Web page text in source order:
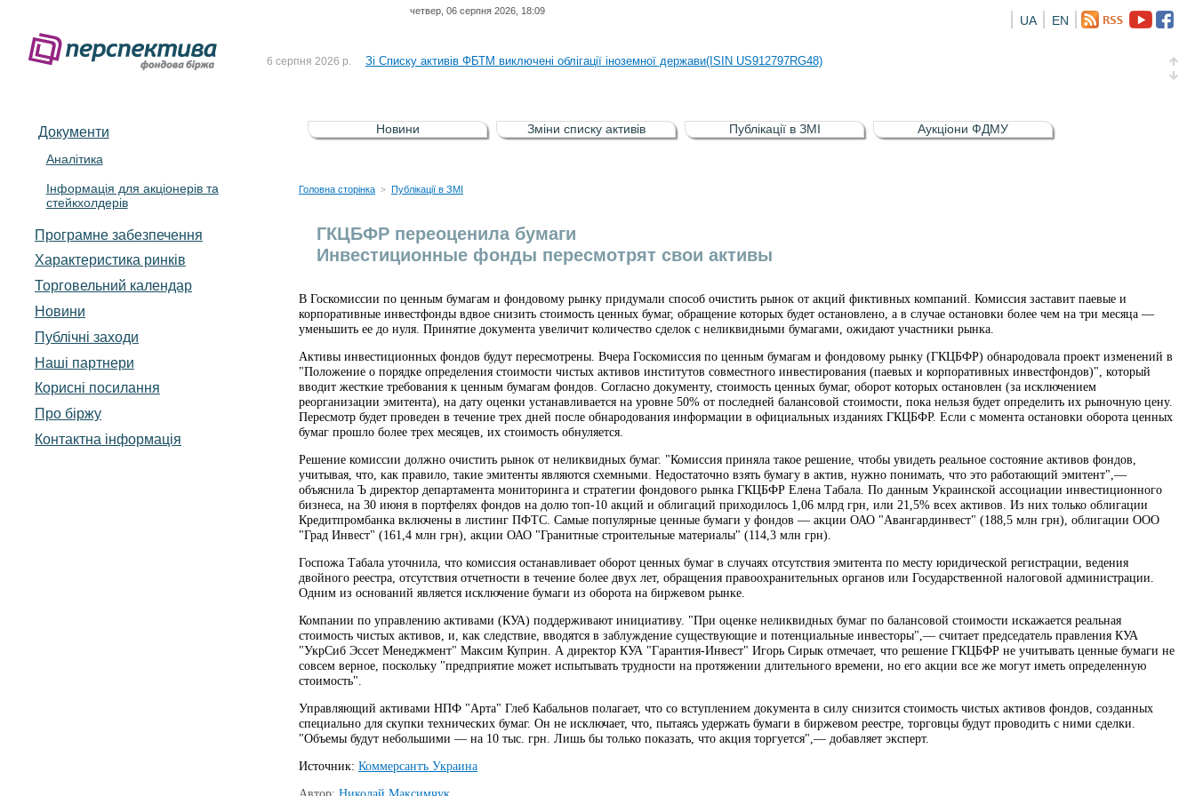
четвер, 06 серпня 2026, 18:09
EN
UA
До Списку активів регульованого фондового ринку (РФР) включена Корпоративна облігація відсоткова електронна іменна (ISIN UA5000016726)
6 серпня 2026 р. Зі Списку активів ФБТМ виключені облігації іноземної держави(ISIN US912797RG48)
5 серпня 2026 р. Зі списку активів РФР виключені Облігація внутрішніх державних позик України (ISIN UA4000232607)
4 серпня 2026 р. До Списку активів регульованого фондового ринку (РФР) включена Корпоративна облігація відсоткова електронна іменна (ISIN UA5000016726)
Документи
Аналітика
Інформація для акціонерів та
стейкхолдерів
Програмне забезпечення
Характеристика pинків
Торговельний календар
Новини
Публічні заходи
Наші партнери
Корисні посилання
Про біржу
Контактна інформація
Новини Зміни списку активів Публікації в ЗМІ Аукціони ФДМУ
Головна сторінка > Публікації в ЗМІ
ГКЦБФР переоценила бумаги
Инвестиционные фонды пересмотрят свои активы
В Госкомиссии по ценным бумагам и фондовому рынку придумали способ очистить рынок от акций фиктивных компаний. Комиссия заставит паевые и
корпоративные инвестфонды вдвое снизить стоимость ценных бумаг, обращение которых будет остановлено, а в случае остановки более чем на три месяца —
уменьшить ее до нуля. Принятие документа увеличит количество сделок с неликвидными бумагами, ожидают участники рынка.
Активы инвестиционных фондов будут пересмотрены. Вчера Госкомиссия по ценным бумагам и фондовому рынку (ГКЦБФР) обнародовала проект изменений в
"Положение о порядке определения стоимости чистых активов институтов совместного инвестирования (паевых и корпоративных инвестфондов)", который
вводит жесткие требования к ценным бумагам фондов. Согласно документу, стоимость ценных бумаг, оборот которых остановлен (за исключением
реорганизации эмитента), на дату оценки устанавливается на уровне 50% от последней балансовой стоимости, пока нельзя будет определить их рыночную цену.
Пересмотр будет проведен в течение трех дней после обнародования информации в официальных изданиях ГКЦБФР. Если с момента остановки оборота ценных
бумаг прошло более трех месяцев, их стоимость обнуляется.
Решение комиссии должно очистить рынок от неликвидных бумаг. "Комиссия приняла такое решение, чтобы увидеть реальное состояние активов фондов,
учитывая, что, как правило, такие эмитенты являются схемными. Недостаточно взять бумагу в актив, нужно понимать, что это работающий эмитент",—
объяснила Ъ директор департамента мониторинга и стратегии фондового рынка ГКЦБФР Елена Табала. По данным Украинской ассоциации инвестиционного
бизнеса, на 30 июня в портфелях фондов на долю топ-10 акций и облигаций приходилось 1,06 млрд грн, или 21,5% всех активов. Из них только облигации
Кредитпромбанка включены в листинг ПФТС. Самые популярные ценные бумаги у фондов — акции ОАО "Авангардинвест" (188,5 млн грн), облигации ООО
"Град Инвест" (161,4 млн грн), акции ОАО "Гранитные строительные материалы" (114,3 млн грн).
Госпожа Табала уточнила, что комиссия останавливает оборот ценных бумаг в случаях отсутствия эмитента по месту юридической регистрации, ведения
двойного реестра, отсутствия отчетности в течение более двух лет, обращения правоохранительных органов или Государственной налоговой администрации.
Одним из оснований является исключение бумаги из оборота на биржевом рынке.
Компании по управлению активами (КУА) поддерживают инициативу. "При оценке неликвидных бумаг по балансовой стоимости искажается реальная
стоимость чистых активов, и, как следствие, вводятся в заблуждение существующие и потенциальные инвесторы",— считает председатель правления КУА
"УкрСиб Эссет Менеджмент" Максим Куприн. А директор КУА "Гарантия-Инвест" Игорь Сирык отмечает, что решение ГКЦБФР не учитывать ценные бумаги не
совсем верное, поскольку "предприятие может испытывать трудности на протяжении длительного времени, но его акции все же могут иметь определенную
стоимость".
Управляющий активами НПФ "Арта" Глеб Кабальнов полагает, что со вступлением документа в силу снизится стоимость чистых активов фондов, созданных
специально для скупки технических бумаг. Он не исключает, что, пытаясь удержать бумаги в биржевом реестре, торговцы будут проводить с ними сделки.
"Объемы будут небольшими — на 10 тыс. грн. Лишь бы только показать, что акция торгуется",— добавляет эксперт.
Источник: Коммерсантъ Украина
Автор: Николай Максимчук